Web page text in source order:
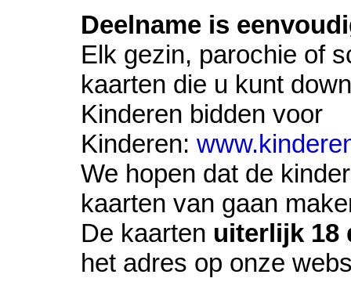
Deelname is
Elk gezin, parochie of
kaarten die u kunt
Kinderen bidden voor
Kinderen:
We hopen dat de
kaarten van gaan
De kaarten uiterlijk 18
het adres op onze